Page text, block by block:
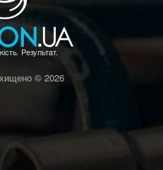
© 2026